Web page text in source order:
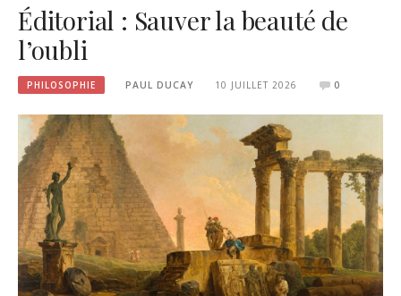
Éditorial : Sauver la beauté de
l’oubli
PHILOSOPHIE PAUL DUCAY 10 JUILLET 2026 0